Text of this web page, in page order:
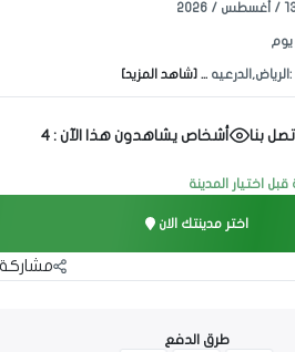
... [شاهد المزيد]
بنا أشخاص يشاهدون هذا الآن :4
اختيار المدينة
اختر مدينتك الان
مشاركة
طرق الدفع